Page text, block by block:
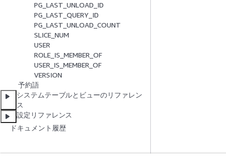
PG_LAST_UNLOAD_ID
PG_LAST_QUERY_ID
PG_LAST_UNLOAD_COUNT
SLICE_NUM
USER
ROLE_IS_MEMBER_OF
USER_IS_MEMBER_OF
VERSION
予約語
システムテーブルとビューのリファレン
ス
設定リファレンス
ドキュメント履歴